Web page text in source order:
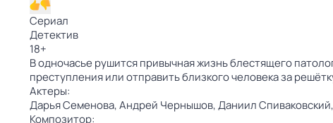
Сериал
Детектив
18+
В одночасье рушится привычная жизнь блестящего
преступления или отправить близкого человека за
Актеры:
Дарья Семенова,Андрей Чернышов,Даниил Спиваковский,
Композитор: